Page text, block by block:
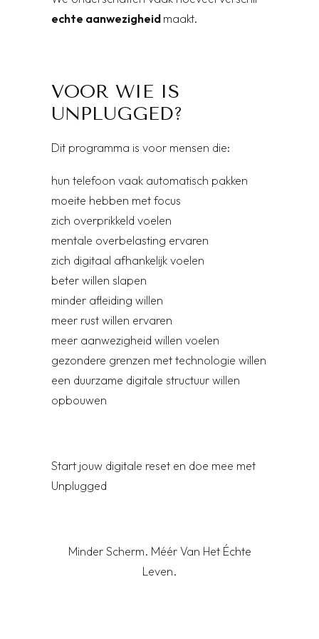
echte aanwezigheid maakt.
VOOR WIE IS
UNPLUGGED?
Dit programma is voor mensen die:
hun telefoon vaak automatisch pakken
moeite hebben met focus
zich overprikkeld voelen
mentale overbelasting ervaren
zich digitaal afhankelijk voelen
beter willen slapen
minder afleiding willen
meer rust willen ervaren
meer aanwezigheid willen voelen
gezondere grenzen met technologie willen
een duurzame digitale structuur willen
opbouwen
Start jouw digitale reset en doe mee met
Unplugged
Minder Scherm. Méér Van Het Échte
Leven.